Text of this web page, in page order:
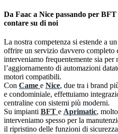
Da Faac a Nice passando per
contare su di noi
La nostra competenza si estende a
offrire un servizio davvero completo
interveniamo frequentemente sia
l’aggiornamento di automazioni
motori compatibili.
Con Came e Nice, due tra i brand
e condominiale, effettuiamo
centraline con sistemi più moderni.
Su impianti BFT e Aprimatic,
interveniamo spesso per la
il ripristino delle funzioni di